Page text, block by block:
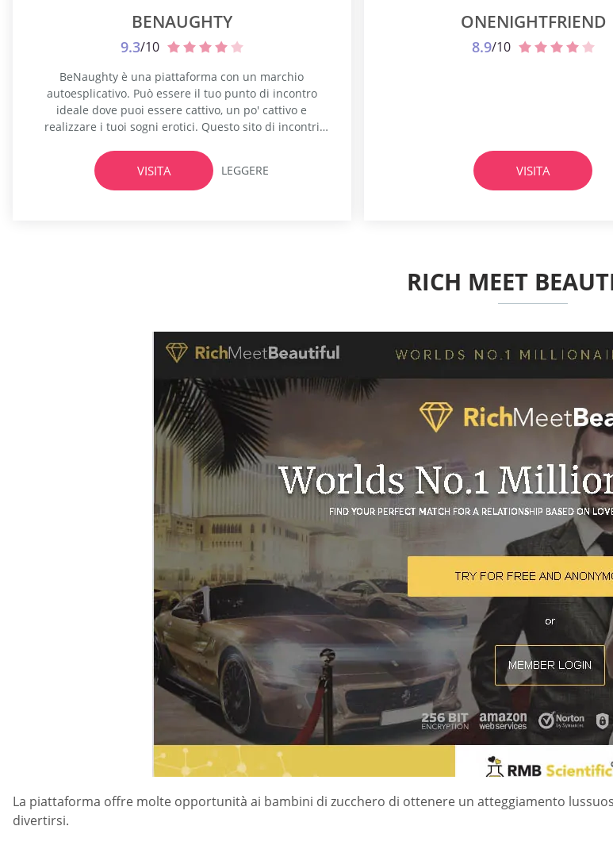
BENAUGHTY
9.3/10
BeNaughty è una piattaforma con un marchio
autoesplicativo. Può essere il tuo punto di incontro
ideale dove puoi essere cattivo, un po' cattivo e
realizzare i tuoi sogni erotici. Questo sito di incontri
sicuro dove possono trovare appuntamenti divertenti e
spensierati, esplorare il loro orientamento e trovare
sesso...
VISITA LEGGERE
ONENIGHTFRIEND
8.9/10
VISITA
RICH MEET
La piattaforma offre molte opportunità ai bambini di zucchero di ottenere un atteggiamento
divertirsi.